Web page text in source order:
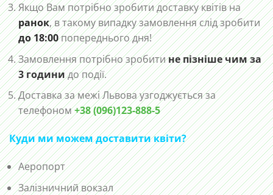
Якщо Вам потрібно зробити доставку квітів на
ранок, в такому випадку замовлення слід зробити
до 18:00попереднього дня!
Замовлення потрібно зробитине пізніше чим за
3 годинидо події.
Доставка за межі Львова узгоджується за
телефоном+38 (096)123-888-5
Куди ми можем доставити квіти?
Аеропорт
Залізничний вокзал